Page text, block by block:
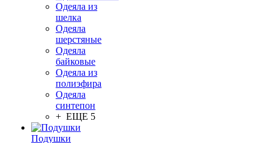
Одеяла из
шелка
Одеяла
шерстяные
Одеяла
байковые
Одеяла из
полиэфира
Одеяла
синтепон
+ ЕЩЕ 5
Подушки